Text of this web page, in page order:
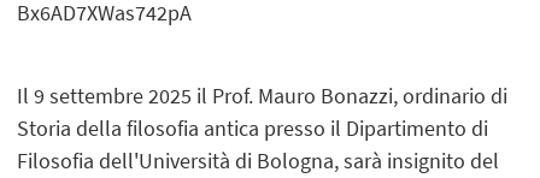
Bx6AD7XWas742pA
Il 9 settembre 2025 il Prof. Mauro Bonazzi, ordinario di
Storia della filosofia antica presso il Dipartimento di
Filosofia dell'Università di Bologna, sarà insignito del